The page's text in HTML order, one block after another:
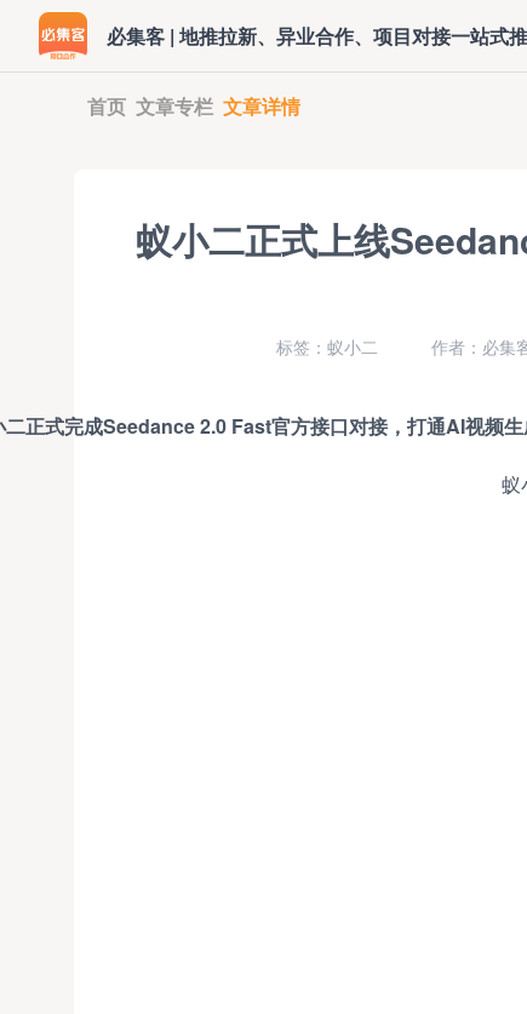
必集客 | 地推拉新、异业合作、项目对接一站式
首页 文章专栏 文章详情
蚁小二正式上线
标签：蚁小二 作者：必集
二正式完成Seedance 2.0 Fast官方接口对接，打通AI视频